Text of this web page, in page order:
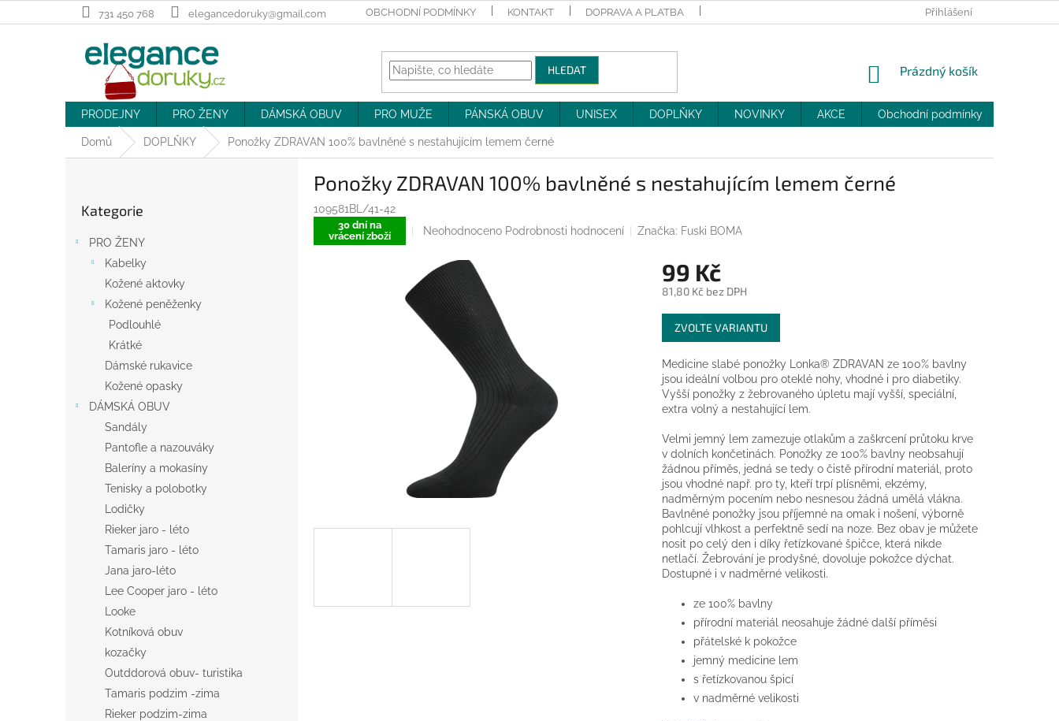
na
731 450 768 elegancedoruky@gmail.com OBCHODNÍ PODMÍNKY KONTAKT DOPRAVA A PLATBA MOJE OBJEDNÁVKA
Přihlášení
HLEDAT
NÁKUPNÍ
Prázdný košík
PRODEJNY PRO ŽENY DÁMSKÁ OBUV PRO MUŽE PÁNSKÁ OBUV UNISEX DOPLŇKY NOVINKY AKCE Obchodní podmínky
Domů DOPLŇKY Ponožky ZDRAVAN 100% bavlněné s nestahujícím lemem černé
kategorie
Kategorie
PRO ŽENY
Kabelky
Kožené aktovky
Kožené peněženky
Podlouhlé
Krátké
Dámské rukavice
Kožené opasky
DÁMSKÁ OBUV
Sandály
Pantofle a nazouváky
Baleríny a mokasíny
Tenisky a polobotky
Lodičky
Rieker jaro - léto
Tamaris jaro - léto
Jana jaro-léto
Lee Cooper jaro - léto
Looke
Kotníková obuv
kozačky
Outddorová obuv- turistika
Tamaris podzim -zima
Rieker podzim-zima
Ponožky ZDRAVAN 100% bavlněné s nestahujícím lemem černé
109581BL/41-42
30 dní na
vrácení zboží
Průměrné
produktu
je
0,0
5
hvězdiček.
Neohodnoceno Podrobnosti hodnocení Značka: Fuski BOMA
99 Kč
81,80 Kč bez DPH
Měrná
cena:
ZVOLTE VARIANTU
Medicine slabé ponožky Lonka® ZDRAVAN ze 100% bavlny
jsou ideální volbou pro oteklé nohy, vhodné i pro diabetiky.
Vyšší ponožky z žebrovaného úpletu mají vyšší, speciální,
extra volný a nestahující lem.
Velmi jemný lem zamezuje otlakům a zaškrcení průtoku krve
v dolních končetinách. Ponožky ze 100% bavlny neobsahují
žádnou příměs, jedná se tedy o čistě přírodní materiál, proto
jsou vhodné např. pro ty, kteří trpí plísněmi, ekzémy,
nadměrným pocením nebo nesnesou žádná umělá vlákna.
Bavlněné ponožky jsou příjemné na omak i nošení, výborně
pohlcují vlhkost a perfektně sedí na noze. Bez obav je můžete
nosit po celý den i díky řetízkované špičce, která nikde
netlačí. Žebrování je prodyšné, dovoluje pokožce dýchat.
Dostupné i v nadměrné velikosti.
ze 100% bavlny
přírodní materiál neosahuje žádné další příměsi
přátelské k pokožce
jemný medicine lem
s řetízkovanou špicí
v nadměrné velikosti